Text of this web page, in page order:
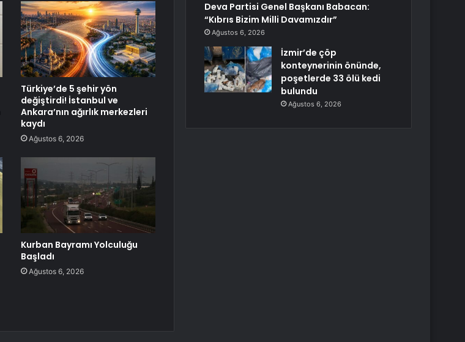
Türkiye’de 5 şehir yön
değiştirdi! İstanbul ve
Ankara’nın ağırlık merkezleri
kaydı
Ağustos 6, 2026
Kurban Bayramı Yolculuğu
Başladı
Ağustos 6, 2026
Deva Partisi Genel Başkanı Babacan:
“Kıbrıs Bizim Milli Davamızdır”
Ağustos 6, 2026
İzmir’de çöp
konteynerinin önünde,
poşetlerde 33 ölü kedi
bulundu
Ağustos 6, 2026